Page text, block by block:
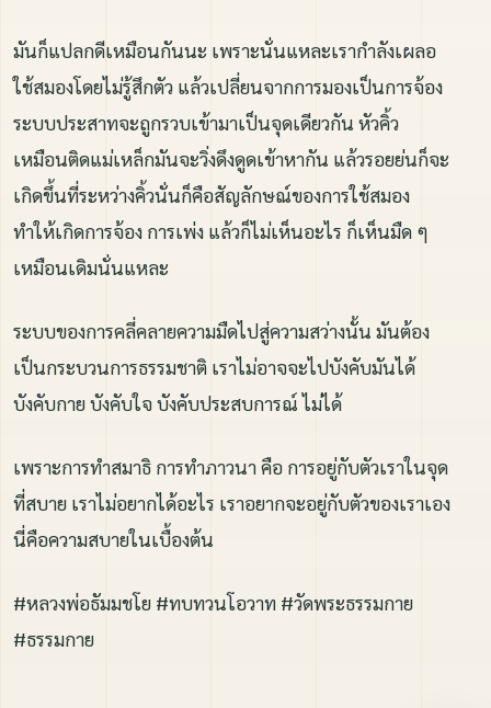
มันก็แปลกดีเหมือนกันนะ เพราะนั่นแหละเรากำลังเผลอ
ใช้สมองโดยไม่รู้สึกตัว แล้วเปลี่ยนจากการมองเป็นการจ้อง
ระบบประสาทจะถูกรวบเข้ามาเป็นจุดเดียวกัน หัวคิ้ว
เหมือนติดแม่เหล็กมันจะวิ่งดึงดูดเข้าหากัน แล้วรอยย่นก็จะ
เกิดขึ้นที่ระหว่างคิ้วนั่นก็คือสัญลักษณ์ของการใช้สมอง
ทำให้เกิดการจ้อง การเพ่ง แล้วก็ไม่เห็นอะไร ก็เห็นมืด ๆ
เหมือนเดิมนั่นแหละ
ระบบของการคลี่คลายความมืดไปสู่ความสว่างนั้น มันต้อง
เป็นกระบวนการธรรมชาติ เราไม่อาจจะไปบังคับมันได้
บังคับกาย บังคับใจ บังคับประสบการณ์ ไม่ได้
เพราะการทำสมาธิ การทำภาวนา คือ การอยู่กับตัวเราในจุด
ที่สบาย เราไม่อยากได้อะไร เราอยากจะอยู่กับตัวของเราเอง
นี่คือความสบายในเบื้องต้น
#หลวงพ่อธัมมชโย #ทบทวนโอวาท #วัดพระธรรมกาย
#ธรรมกาย